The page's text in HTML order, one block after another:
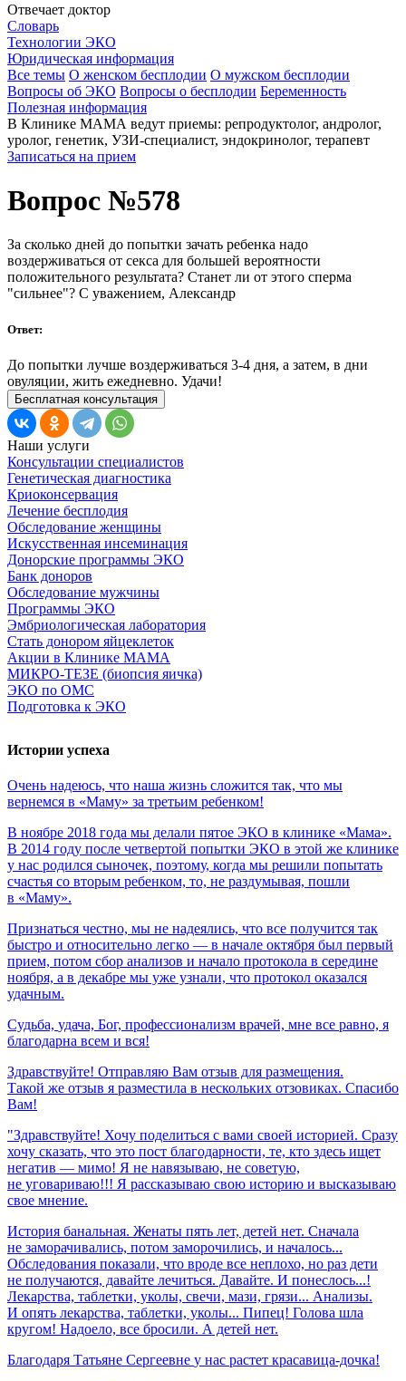
Отвечает доктор
Словарь
Технологии ЭКО
Юридическая информация
Все темы О женском бесплодии О мужском бесплодии
Вопросы об ЭКО Вопросы о бесплодии Беременность
Полезная информация
В Клинике МАМА ведут приемы: репродуктолог, андролог,
уролог, генетик, УЗИ-специалист, эндокринолог, терапевт
Записаться на прием
Вопрос №578
За сколько дней до попытки зачать ребенка надо
воздерживаться от секса для большей вероятности
положительного результата? Станет ли от этого сперма
"сильнее"? С уважением, Александр
Ответ:
До попытки лучше воздерживаться 3-4 дня, а затем, в дни
овуляции, жить ежедневно. Удачи!
Бесплатная консультация
Наши услуги
Консультации специалистов
Генетическая диагностика
Криоконсервация
Лечение бесплодия
Обследование женщины
Искусственная инсеминация
Донорские программы ЭКО
Банк доноров
Обследование мужчины
Программы ЭКО
Эмбриологическая лаборатория
Стать донором яйцеклеток
Акции в Клинике МАМА
МИКРО-ТЕЗЕ (биопсия яичка)
ЭКО по ОМС
Подготовка к ЭКО
Истории успеха
Очень надеюсь, что наша жизнь сложится так, что мы
вернемся в «Маму» за третьим ребенком!
В ноябре 2018 года мы делали пятое ЭКО в клинике «Мама».
В 2014 году после четвертой попытки ЭКО в этой же клинике
у нас родился сыночек, поэтому, когда мы решили попытать
счастья со вторым ребенком, то, не раздумывая, пошли
в «Маму».
Признаться честно, мы не надеялись, что все получится так
быстро и относительно легко — в начале октября был первый
прием, потом сбор анализов и начало протокола в середине
ноября, а в декабре мы уже узнали, что протокол оказался
удачным.
Судьба, удача, Бог, профессионализм врачей, мне все равно, я
благодарна всем и вся!
Здравствуйте! Отправляю Вам отзыв для размещения.
Такой же отзыв я разместила в нескольких отзовиках. Спасибо
Вам!
"Здравствуйте! Хочу поделиться с вами своей историей. Сразу
хочу сказать, что это пост благодарности, те, кто здесь ищет
негатив — мимо! Я не навязываю, не советую,
не уговариваю!!! Я рассказываю свою историю и высказываю
свое мнение.
История банальная. Женаты пять лет, детей нет. Сначала
не заморачивались, потом заморочились, и началось...
Обследования показали, что вроде все неплохо, но раз дети
не получаются, давайте лечиться. Давайте. И понеслось...!
Лекарства, таблетки, уколы, свечи, мази, грязи... Анализы.
И опять лекарства, таблетки, уколы... Пипец! Голова шла
кругом! Надоело, все бросили. А детей нет.
Благодаря Татьяне Сергеевне у нас растет красавица-дочка!